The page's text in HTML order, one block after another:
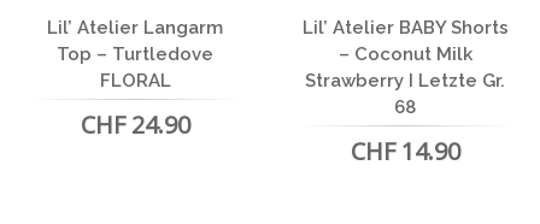
Lil’ Atelier Langarm
Top – Turtledove
FLORAL
CHF 24.90
Lil’ Atelier BABY Shorts
– Coconut Milk
Strawberry I Letzte Gr.
68
CHF 14.90